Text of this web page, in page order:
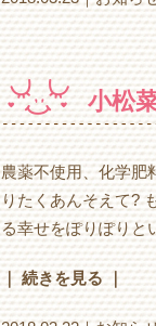
小松
農薬不使用、化学肥
りたくあんそえて?
る幸せをぽりぽり
｜ 続きを見る ｜